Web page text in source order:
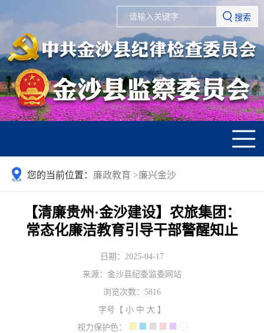
搜索
您的当前位置： 廉政教育 >廉兴金沙
【清廉贵州·金沙建设】农旅集团：
常态化廉洁教育引导干部警醒知止
日期：2025-04-17
来源：金沙县纪委监委网站
浏览次数： 5816
字号【 小 中 大 】
视力保护色：